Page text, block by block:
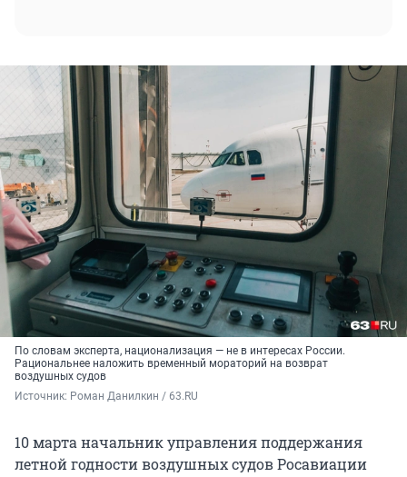
По словам эксперта, национализация — не в интересах России.
Рациональнее наложить временный мораторий на возврат
воздушных судов
Источник: Роман Данилкин / 63.RU
10 марта начальник управления поддержания
летной годности воздушных судов Росавиации